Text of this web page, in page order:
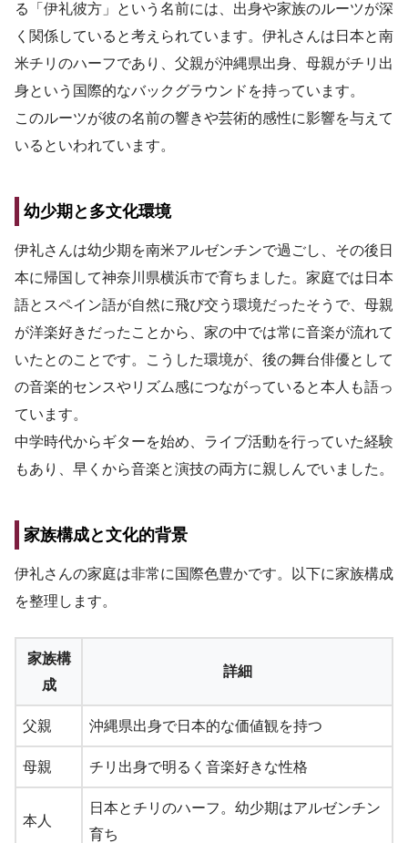
る「伊礼彼方」という名前には、出身や家族のルーツが深
く関係していると考えられています。伊礼さんは日本と南
米チリのハーフであり、父親が沖縄県出身、母親がチリ出
身という国際的なバックグラウンドを持っています。
このルーツが彼の名前の響きや芸術的感性に影響を与えて
いるといわれています。
幼少期と多文化環境
伊礼さんは幼少期を南米アルゼンチンで過ごし、その後日
本に帰国して神奈川県横浜市で育ちました。家庭では日本
語とスペイン語が自然に飛び交う環境だったそうで、母親
が洋楽好きだったことから、家の中では常に音楽が流れて
いたとのことです。こうした環境が、後の舞台俳優として
の音楽的センスやリズム感につながっていると本人も語っ
ています。
中学時代からギターを始め、ライブ活動を行っていた経験
もあり、早くから音楽と演技の両方に親しんでいました。
家族構成と文化的背景
伊礼さんの家庭は非常に国際色豊かです。以下に家族構成
を整理します。
家族構
成
詳細
父親 沖縄県出身で日本的な価値観を持つ
母親 チリ出身で明るく音楽好きな性格
本人
日本とチリのハーフ。幼少期はアルゼンチン
育ち